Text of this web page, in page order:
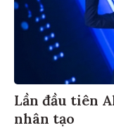
Lần đầu tiên
nhân tạo